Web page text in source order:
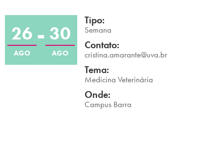
Atendimento (21) 2574 8888
26
AGO
30
AGO
Tipo:
Semana
Contato:
cristina.amarante@uva.br
Tema:
Medicina Veterinária
Onde:
Campus Barra